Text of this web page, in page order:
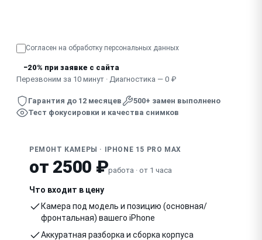
Согласен на обработку персональных данных
−20% при заявке с сайта
Перезвоним за 10 минут · Диагностика — 0 ₽
Гарантия до 12 месяцев
500+ замен выполнено
Тест фокусировки и качества снимков
РЕМОНТ КАМЕРЫ · IPHONE 15 PRO MAX
от 2500 ₽работа · от 1 часа
Что входит в цену
Камера под модель и позицию (основная/
фронтальная) вашего iPhone
Аккуратная разборка и сборка корпуса